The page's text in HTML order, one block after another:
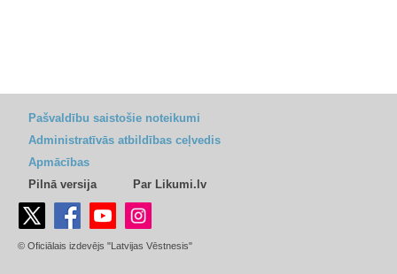
Pašvaldību saistošie noteikumi
Administratīvās atbildības ceļvedis
Apmācības
Pilnā versija
Par Likumi.lv
© Oficiālais izdevējs "Latvijas Vēstnesis"